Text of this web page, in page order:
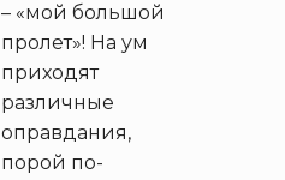
– «мой большой
пролет»! На ум
приходят
различные
оправдания,
порой по-